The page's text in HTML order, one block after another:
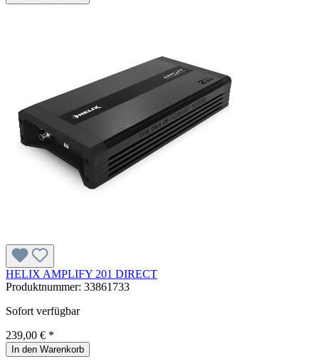
HELIX AMPLIFY 201 DIRECT
Produktnummer: 33861733
Sofort verfügbar
239,00 € *
In den Warenkorb